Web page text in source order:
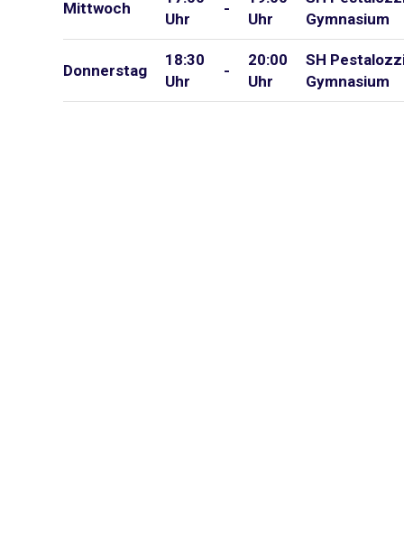
Mittwoch
Uhr
-
Uhr
Gymnasium
Donnerstag
18:30
Uhr
-
20:00
Uhr
SH
Gymnasium